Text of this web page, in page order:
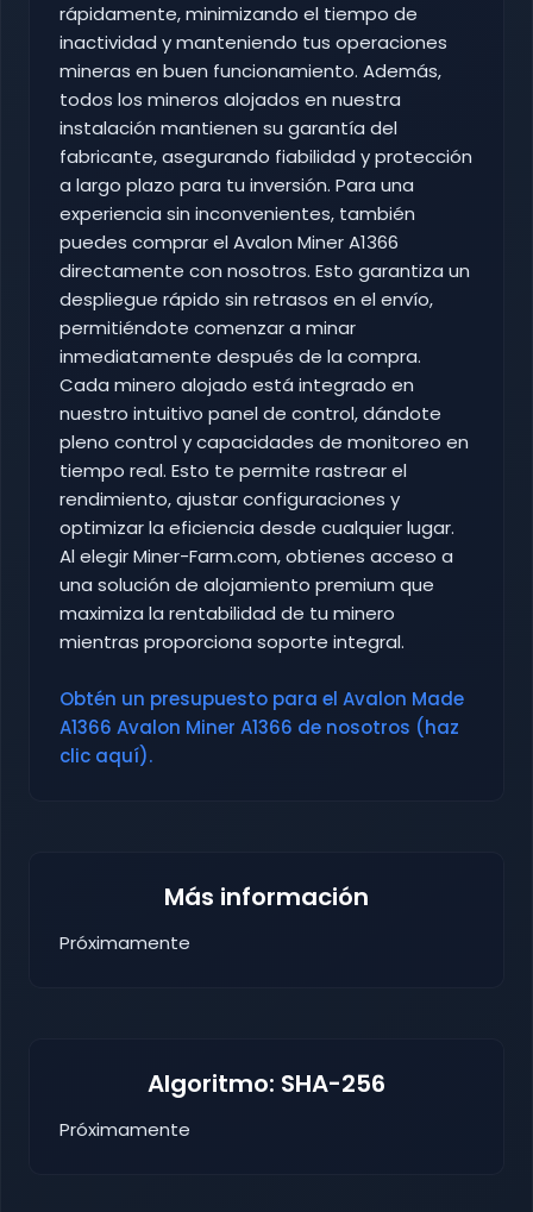
rápidamente, minimizando el tiempo de
inactividad y manteniendo tus operaciones
mineras en buen funcionamiento. Además,
todos los mineros alojados en nuestra
instalación mantienen su garantía del
fabricante, asegurando fiabilidad y protección
a largo plazo para tu inversión. Para una
experiencia sin inconvenientes, también
puedes comprar el Avalon Miner A1366
directamente con nosotros. Esto garantiza un
despliegue rápido sin retrasos en el envío,
permitiéndote comenzar a minar
inmediatamente después de la compra.
Cada minero alojado está integrado en
nuestro intuitivo panel de control, dándote
pleno control y capacidades de monitoreo en
tiempo real. Esto te permite rastrear el
rendimiento, ajustar configuraciones y
optimizar la eficiencia desde cualquier lugar.
Al elegir Miner-Farm.com, obtienes acceso a
una solución de alojamiento premium que
maximiza la rentabilidad de tu minero
mientras proporciona soporte integral.
Obtén un presupuesto para el Avalon Made
A1366 Avalon Miner A1366 de nosotros (haz
clic aquí).
Más información
Próximamente
Algoritmo: SHA-256
Próximamente